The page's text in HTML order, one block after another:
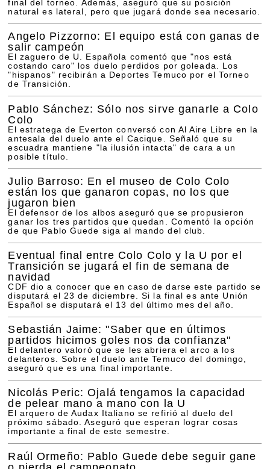
final del torneo. Además, aseguró que su posición
natural es lateral, pero que jugará donde sea necesario.
Angelo Pizzorno: El equipo está con ganas de
salir campeón
El zaguero de U. Española comentó que "nos está
costando caro" los duelo perdidos por goleada. Los
"hispanos" recibirán a Deportes Temuco por el Torneo
de Transición.
Pablo Sánchez: Sólo nos sirve ganarle a Colo
Colo
El estratega de Everton conversó con Al Aire Libre en la
antesala del duelo ante el Cacique. Señaló que su
escuadra mantiene "la ilusión intacta" de cara a un
posible título.
Julio Barroso: En el museo de Colo Colo
están los que ganaron copas, no los que
jugaron bien
El defensor de los albos aseguró que se propusieron
ganar los tres partidos que quedan. Comentó la opción
de que Pablo Guede siga al mando del club.
Eventual final entre Colo Colo y la U por el
Transición se jugará el fin de semana de
navidad
CDF dio a conocer que en caso de darse este partido se
disputará el 23 de diciembre. Si la final es ante Unión
Español se disputará el 13 del último mes del año.
Sebastián Jaime: "Saber que en últimos
partidos hicimos goles nos da confianza"
El delantero valoró que se les abriera el arco a los
delanteros. Sobre el duelo ante Temuco del domingo,
aseguró que es una final importante.
Nicolás Peric: Ojalá tengamos la capacidad
de pelear mano a mano con la U
El arquero de Audax Italiano se refirió al duelo del
próximo sábado. Aseguró que esperan lograr cosas
importante a final de este semestre.
Raúl Ormeño: Pablo Guede debe seguir gane